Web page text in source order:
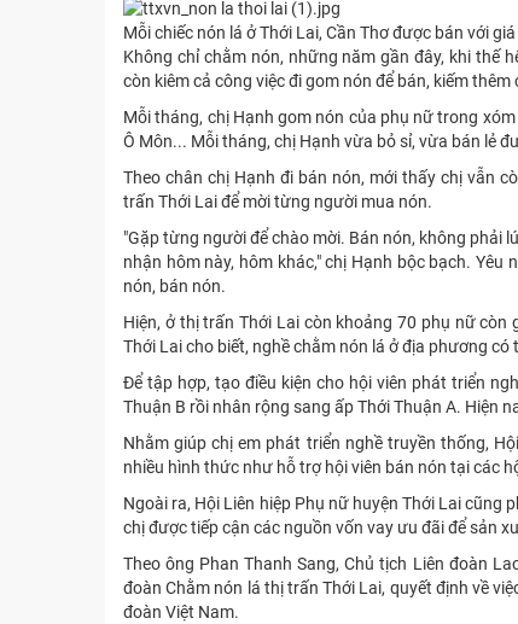
Mỗi chiếc nón lá ở Thới Lai, Cần Thơ được bán với
Không chỉ chằm nón, những năm gần đây, khi thế
còn kiêm cả công việc đi gom nón để bán, kiếm
Mỗi tháng, chị Hạnh gom nón của phụ nữ trong
Ô Môn... Mỗi tháng, chị Hạnh vừa bỏ sỉ, vừa bán lẻ
Theo chân chị Hạnh đi bán nón, mới thấy chị vẫn
trấn Thới Lai để mời từng người mua nón.
"Gặp từng người để chào mời. Bán nón, không phải
nhận hôm này, hôm khác," chị Hạnh bộc bạch.
nón, bán nón.
Hiện, ở thị trấn Thới Lai còn khoảng 70 phụ nữ còn
Thới Lai cho biết, nghề chằm nón lá ở địa phương có
Để tập hợp, tạo điều kiện cho hội viên phát triển
Thuận B rồi nhân rộng sang ấp Thới Thuận A. Hiện
Nhằm giúp chị em phát triển nghề truyền thống,
nhiều hình thức như hỗ trợ hội viên bán nón tại các
Ngoài ra, Hội Liên hiệp Phụ nữ huyện Thới Lai
chị được tiếp cận các nguồn vốn vay ưu đãi để sản
Theo ông Phan Thanh Sang, Chủ tịch Liên đoàn
đoàn Chằm nón lá thị trấn Thới Lai, quyết định về
đoàn Việt Nam.